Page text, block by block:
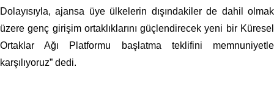
Dolayısıyla, ajansa üye ülkelerin dışındakiler de dahil olmak
üzere genç girişim ortaklıklarını güçlendirecek yeni bir Küresel
Ortaklar Ağı Platformu başlatma teklifini memnuniyetle
karşılıyoruz” dedi.